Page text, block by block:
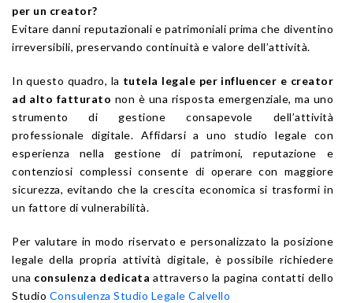
per un creator?
Evitare danni reputazionali e patrimoniali prima che diventino
irreversibili, preservando continuità e valore dell’attività.
In questo quadro, la tutela legale per influencer e creator
ad alto fatturato non è una risposta emergenziale, ma uno
strumento di gestione consapevole dell’attività
professionale digitale. Affidarsi a uno studio legale con
esperienza nella gestione di patrimoni, reputazione e
contenziosi complessi consente di operare con maggiore
sicurezza, evitando che la crescita economica si trasformi in
un fattore di vulnerabilità.
Per valutare in modo riservato e personalizzato la posizione
legale della propria attività digitale, è possibile richiedere
una consulenza dedicata attraverso la pagina contatti dello
Studio Consulenza Studio Legale Calvello